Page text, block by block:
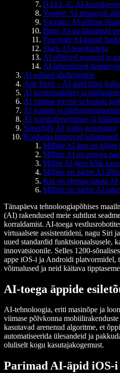
DALL-E: AI-
Youper: AI-terapeudi
Socratic: AI-põhine
Bing: AI-ga täiustatud
Procreate AI-kunsti
Slack AI-teavitustega
AI-põhised avatarid ja
AI-lahendused
AI eelised idufirmadele
App Store – AI-äpid ühes
AI keelemudelites ja
AI vaimse tervise ja heaolu
AI kunstis ja pildigeneraatorites
AI transkribeerimises ja
Speechify AI video generaator
Korduma kippuvad
Milline AI-äpp on kõige
Milline AI on praegu
Millist AI-äppi kõik
Milline on parim AI
Kas on olemas tasuta
Milline on parim AI-
Tänapäeva tehnoloogiapõhises
(AI) rakendused meie suhtlust
korraldamist. AI-toega
virtuaalsete assistentideni, nagu Siri
uued standardid funktsionaalsusele,
innovatsioonile. Selles 1200-
appe iOS-i ja Androidi platvormidel,
võimalused ja neid käitava
AI-toega äppide
AI-tehnoloogia, eriti masinõpe ja
viimase põlvkonna
kasutavad arenenud algoritme, et
automatiseerida ülesandeid ja
oluliselt kogu kasutajakogemust.
Parimad AI-äpid iOS-